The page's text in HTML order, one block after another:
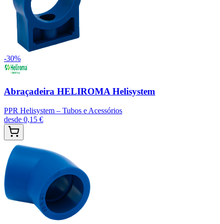
-30%
Abraçadeira HELIROMA Helisystem
PPR Helisystem – Tubos e Acessórios
desde 0,15 €